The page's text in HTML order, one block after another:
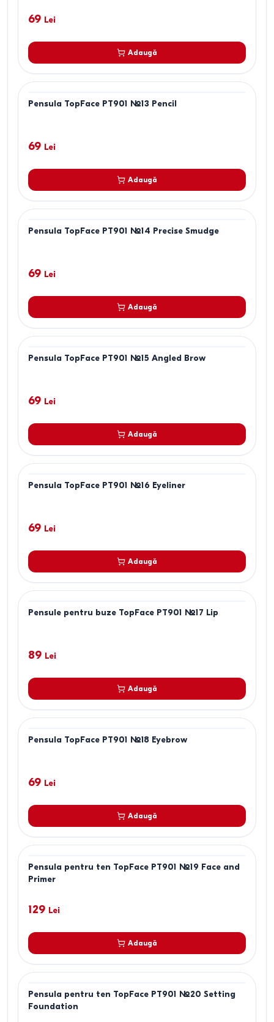
69 Lei
Adaugă
Pensula TopFace PT901 №13 Pencil
69 Lei
Adaugă
Pensula TopFace PT901 №14 Precise Smudge
69 Lei
Adaugă
Pensula TopFace PT901 №15 Angled Brow
69 Lei
Adaugă
Pensula TopFace PT901 №16 Eyeliner
69 Lei
Adaugă
Pensule pentru buze TopFace PT901 №17 Lip
89 Lei
Adaugă
Pensula TopFace PT901 №18 Eyebrow
69 Lei
Adaugă
Pensula pentru ten TopFace PT901 №19 Face and
Primer
129 Lei
Adaugă
Pensula pentru ten TopFace PT901 №20 Setting
Foundation